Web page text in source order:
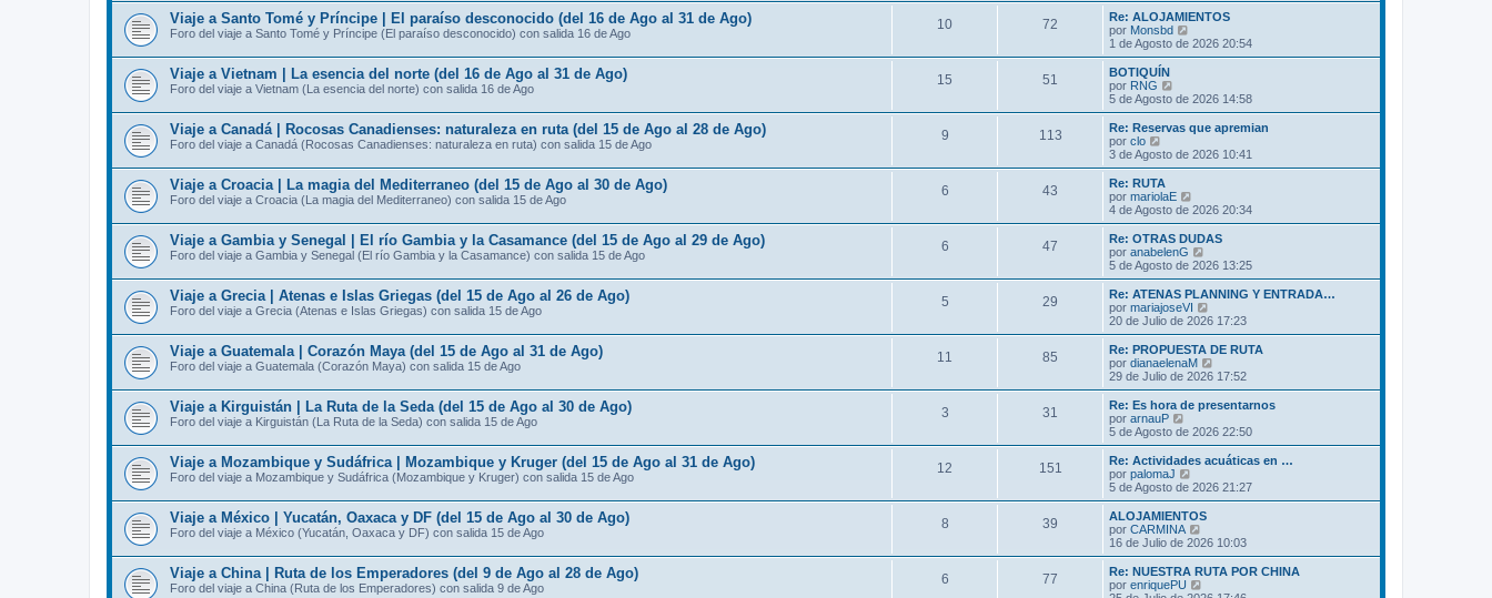
e
s
j
e
m
o
m
e
j
e
ú
t
m
e
s
j
e
Viaje a Santo Tomé y Príncipe | El paraíso desconocido (del 16 de Ago al 31 de Ago)
Foro del viaje a Santo Tomé y Príncipe (El paraíso desconocido) con salida 16 de Ago
10 72
Re: ALOJAMIENTOS
por Monsbd
e
r
t
o
m
e
a
e
1 de Agosto de 2026 20:54
Viaje a Vietnam | La esencia del norte (del 16 de Ago al 31 de Ago)
Foro del viaje a Vietnam (La esencia del norte) con salida 16 de Ago
15 51
BOTIQUÍN
por RNG
e
r
ú
t
o
m
e
s
a
j
e
5 de Agosto de 2026 14:58
Viaje a Canadá | Rocosas Canadienses: naturaleza en ruta (del 15 de Ago al 28 de Ago)
Foro del viaje a Canadá (Rocosas Canadienses: naturaleza en ruta) con salida 15 de Ago
9 113
Re: Reservas que apremian
por clo
e
r
ú
l
t
m
o
m
e
s
a
j
e
3 de Agosto de 2026 10:41
Viaje a Croacia | La magia del Mediterraneo (del 15 de Ago al 30 de Ago)
Foro del viaje a Croacia (La magia del Mediterraneo) con salida 15 de Ago
6 43
Re: RUTA
por mariolaE
e
r
ú
l
t
m
o
m
e
s
a
j
e
4 de Agosto de 2026 20:34
Viaje a Gambia y Senegal | El río Gambia y la Casamance (del 15 de Ago al 29 de Ago)
Foro del viaje a Gambia y Senegal (El río Gambia y la Casamance) con salida 15 de Ago
6 47
Re: OTRAS DUDAS
por anabelenG
e
r
ú
l
t
m
o
m
e
s
j
e
5 de Agosto de 2026 13:25
Viaje a Grecia | Atenas e Islas Griegas (del 15 de Ago al 26 de Ago)
Foro del viaje a Grecia (Atenas e Islas Griegas) con salida 15 de Ago
5 29
Re: ATENAS PLANNING Y ENTRADA…
por mariajoseVI
e
r
ú
l
t
o
m
e
s
j
e
20 de Julio de 2026 17:23
Viaje a Guatemala | Corazón Maya (del 15 de Ago al 31 de Ago)
Foro del viaje a Guatemala (Corazón Maya) con salida 15 de Ago
11 85
Re: PROPUESTA DE RUTA
por dianaelenaM
e
r
ú
t
o
m
e
e
29 de Julio de 2026 17:52
Viaje a Kirguistán | La Ruta de la Seda (del 15 de Ago al 30 de Ago)
Foro del viaje a Kirguistán (La Ruta de la Seda) con salida 15 de Ago
3 31
Re: Es hora de presentarnos
por arnauP
e
r
ú
l
t
m
o
m
e
s
a
5 de Agosto de 2026 22:50
Viaje a Mozambique y Sudáfrica | Mozambique y Kruger (del 15 de Ago al 31 de Ago)
Foro del viaje a Mozambique y Sudáfrica (Mozambique y Kruger) con salida 15 de Ago
12 151
Re: Actividades acuáticas en …
por palomaJ
e
r
ú
l
t
m
o
m
5 de Agosto de 2026 21:27
Viaje a México | Yucatán, Oaxaca y DF (del 15 de Ago al 30 de Ago)
Foro del viaje a México (Yucatán, Oaxaca y DF) con salida 15 de Ago
8 39
ALOJAMIENTOS
por CARMINA
e
r
ú
t
16 de Julio de 2026 10:03
Viaje a China | Ruta de los Emperadores (del 9 de Ago al 28 de Ago)
Foro del viaje a China (Ruta de los Emperadores) con salida 9 de Ago
6 77
Re: NUESTRA RUTA POR CHINA
por enriquePU